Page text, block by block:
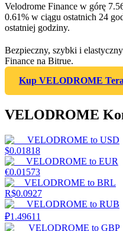
Velodrome Finance w górę
0.61% w ciągu ostatnich 24
ostatniej godziny.
Bezpieczny, szybki i
Finance na Bitrue.
Kup VELODROME
VELODROME
VELODROME to USD
$0.01818
VELODROME to EUR
€0.01573
VELODROME to BRL
R$0.0927
VELODROME to RUB
₽1.49611
VELODROME to GBP